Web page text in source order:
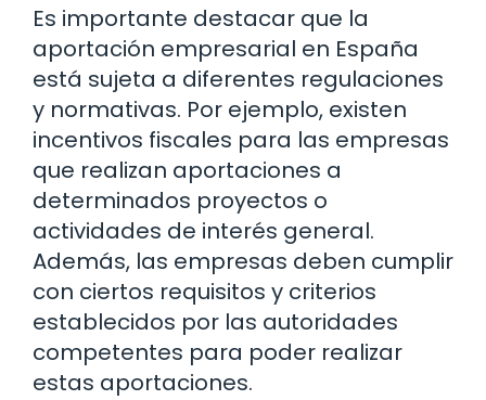
Es importante destacar que la
aportación empresarial en España
está sujeta a diferentes regulaciones
y normativas. Por ejemplo, existen
incentivos fiscales para las empresas
que realizan aportaciones a
determinados proyectos o
actividades de interés general.
Además, las empresas deben cumplir
con ciertos requisitos y criterios
establecidos por las autoridades
competentes para poder realizar
estas aportaciones.